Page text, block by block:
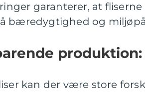
garanterer, at
bæredygtighed og
produktion:
kan der være store